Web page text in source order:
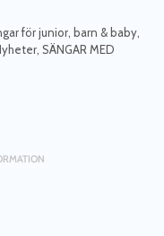
för junior, barn & baby
SÄNGAR MED